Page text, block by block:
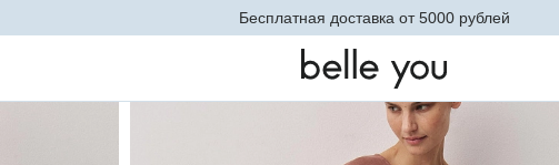
Невидимое базовое белье. Теперь в новых оттенках
Блуза (терракотовый)